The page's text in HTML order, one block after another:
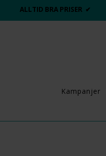
ALLTID BRA PRISER ✔
Kampanjer